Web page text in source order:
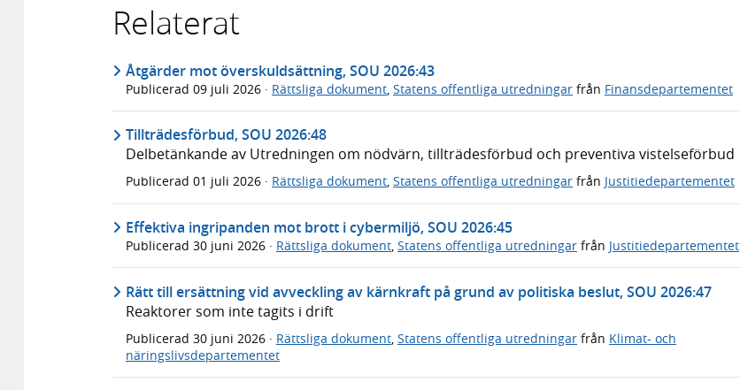
Relaterat
Åtgärder mot överskuldsättning, SOU 2026:43
Publicerad 09 juli 2026 · Rättsliga dokument Statens offentliga utredningar från Finansdepartementet
Tillträdesförbud, SOU 2026:48
Delbetänkande av Utredningen om nödvärn, tillträdesförbud och preventiva vistelseförbud
Publicerad 01 juli 2026 · Rättsliga dokument, Statens offentliga utredningar från Justitiedepartementet
Effektiva ingripanden mot brott i cybermiljö, SOU 2026:45
Publicerad 30 juni 2026 · Rättsliga dokument, Statens offentliga utredningar från Justitiedepartementet
Rätt till ersättning vid avveckling av kärnkraft på grund av politiska beslut, SOU 2026:47
Reaktorer som inte tagits i drift
Publicerad 30 juni 2026 · Rättsliga dokument Statens offentliga utredningar från Klimat- och
näringslivsdepartementet